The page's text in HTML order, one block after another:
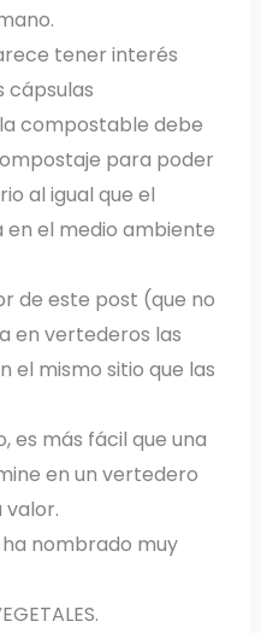
tener interés
cápsulas
compostable debe
para poder
al igual que el
en el medio ambiente
de este post (que no
en vertederos las
el mismo sitio que las
es más fácil que una
en un vertedero
valor.
nombrado muy